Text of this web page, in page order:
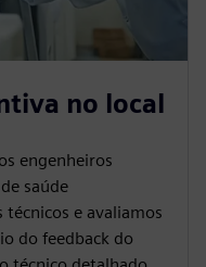
no local
engenheiros
saúde
e avaliamos
do feedback do